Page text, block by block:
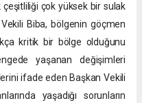
çok yüksek bir sulak
Biba, bölgenin göçmen
kritik bir bölge olduğunu
yaşanan değişimleri
ifade eden Başkan Vekili
yaşadığı sorunların